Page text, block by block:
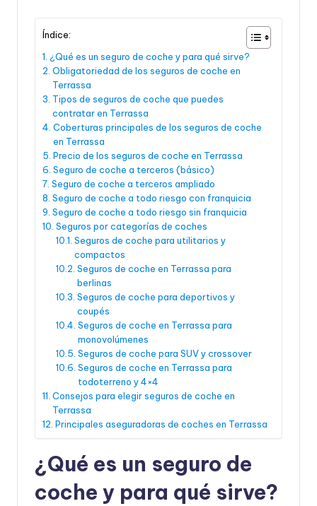
Índice:
¿Qué es un seguro de coche y para qué sirve?
Obligatoriedad de los seguros de coche en
Terrassa
Tipos de seguros de coche que puedes
contratar en Terrassa
Coberturas principales de los seguros de coche
en Terrassa
Precio de los seguros de coche en Terrassa
Seguro de coche a terceros (básico)
Seguro de coche a terceros ampliado
Seguro de coche a todo riesgo con franquicia
Seguro de coche a todo riesgo sin franquicia
Seguros por categorías de coches
Seguros de coche para utilitarios y
compactos
Seguros de coche en Terrassa para
berlinas
Seguros de coche para deportivos y
coupés
Seguros de coche en Terrassa para
monovolúmenes
Seguros de coche para SUV y crossover
Seguros de coche en Terrassa para
todoterreno y 4×4
Consejos para elegir seguros de coche en
Terrassa
Principales aseguradoras de coches en Terrassa
¿Qué es un seguro de
coche y para qué sirve?